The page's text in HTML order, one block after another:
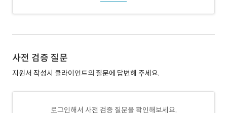
사전 검증 질문
지원서 작성시 클라이언트의 질문에 답변해 주세요.
로그인해서 사전 검증 질문을 확인해보세요.